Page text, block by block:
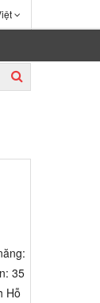
35
Hỗ